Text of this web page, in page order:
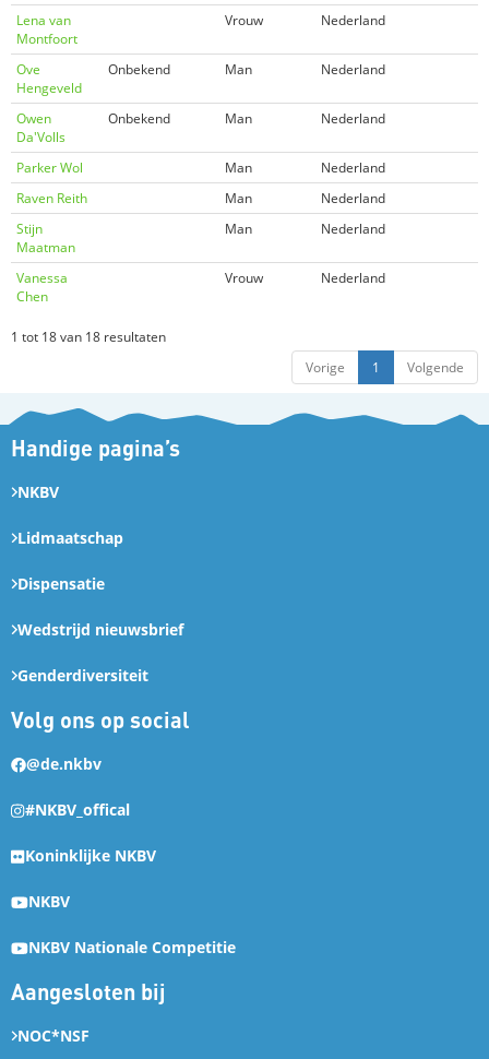
Lena van
Montfoort
Vrouw Nederland
Ove
Hengeveld
Onbekend Man Nederland
Owen
Da'Volls
Onbekend Man Nederland
Parker Wol Man
Nederland
Raven Reith
Man
Nederland
Stijn
Maatman
Man Nederland
Vanessa
Chen
Vrouw Nederland
1 tot 18 van 18 resultaten
Vorige
1 Volgende
Handige pagina’s
NKBV
Lidmaatschap
Dispensatie
Wedstrijd nieuwsbrief
Genderdiversiteit
Volg ons op social
@de.nkbv
#NKBV_offical
Koninklijke NKBV
NKBV
NKBV Nationale Competitie
Aangesloten bij
NOC*NSF